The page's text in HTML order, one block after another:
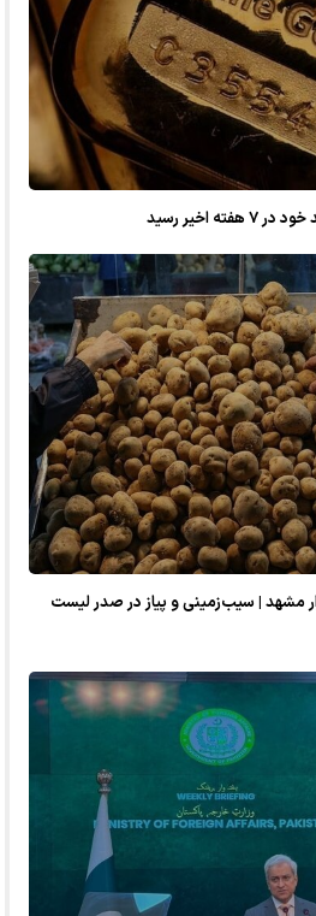
اخیر رسید
مشهد | سیب‌زمینی و پیاز در صدر لیست